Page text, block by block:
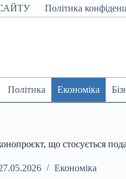
Політика
Політика Економіка
що стосується
Економіка